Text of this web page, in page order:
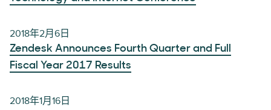
2018年2月6日
Zendesk Announces Fourth Quarter and Full
Fiscal Year 2017 Results
2018年1月16日